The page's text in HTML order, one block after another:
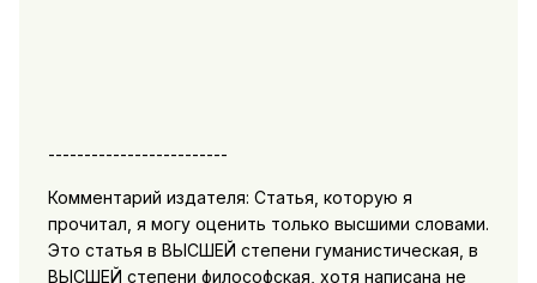
-------------------------
Комментарий издателя: Статья, которую я
прочитал, я могу оценить только высшими словами.
Это статья в ВЫСШЕЙ степени гуманистическая, в
ВЫСШЕЙ степени философская, хотя написана не